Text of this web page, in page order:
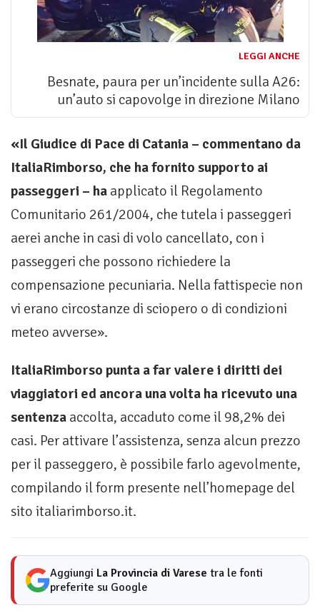
LEGGI ANCHE
Besnate, paura per un’incidente sulla A26:
un’auto si capovolge in direzione Milano
«Il Giudice di Pace di Catania – commentano da
ItaliaRimborso, che ha fornito supporto ai
passeggeri – ha applicato il Regolamento
Comunitario 261/2004, che tutela i passeggeri
aerei anche in casi di volo cancellato, con i
passeggeri che possono richiedere la
compensazione pecuniaria. Nella fattispecie non
vi erano circostanze di sciopero o di condizioni
meteo avverse».
ItaliaRimborso punta a far valere i diritti dei
viaggiatori ed ancora una volta ha ricevuto una
sentenza accolta, accaduto come il 98,2% dei
casi. Per attivare l’assistenza, senza alcun prezzo
per il passeggero, è possibile farlo agevolmente,
compilando il form presente nell’homepage del
sito italiarimborso.it.
Aggiungi La Provincia di Varese tra le fonti
preferite su Google